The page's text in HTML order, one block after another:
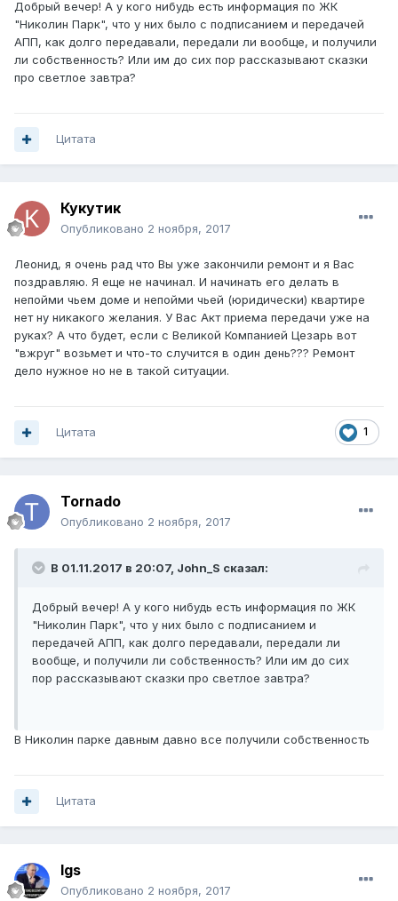
Добрый вечер! А у кого нибудь есть информация по ЖК
"Николин Парк", что у них было с подписанием и передачей
АПП, как долго передавали, передали ли вообще, и получили
ли собственность? Или им до сих пор рассказывают сказки
про светлое завтра?
Цитата
Кукутик
Опубликовано 2 ноября, 2017
Леонид, я очень рад что Вы уже закончили ремонт и я Вас
поздравляю. Я еще не начинал. И начинать его делать в
непойми чьем доме и непойми чьей (юридически) квартире
нет ну никакого желания. У Вас Акт приема передачи уже на
руках? А что будет, если с Великой Компанией Цезарь вот
"вжруг" возьмет и что-то случится в один день??? Ремонт
дело нужное но не в такой ситуации.
1
Цитата
Tornado
Опубликовано 2 ноября, 2017
В 01.11.2017 в 20:07, John_S сказал:
Добрый вечер! А у кого нибудь есть информация по ЖК
"Николин Парк", что у них было с подписанием и
передачей АПП, как долго передавали, передали ли
вообще, и получили ли собственность? Или им до сих
пор рассказывают сказки про светлое завтра?
В Николин парке давным давно все получили собственность
Цитата
Igs
Опубликовано 2 ноября, 2017